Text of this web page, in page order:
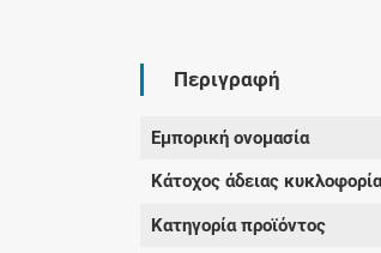
Περιγραφή
Εμπορική ονομασία
Κάτοχος άδειας
Κατηγορία προϊόντος